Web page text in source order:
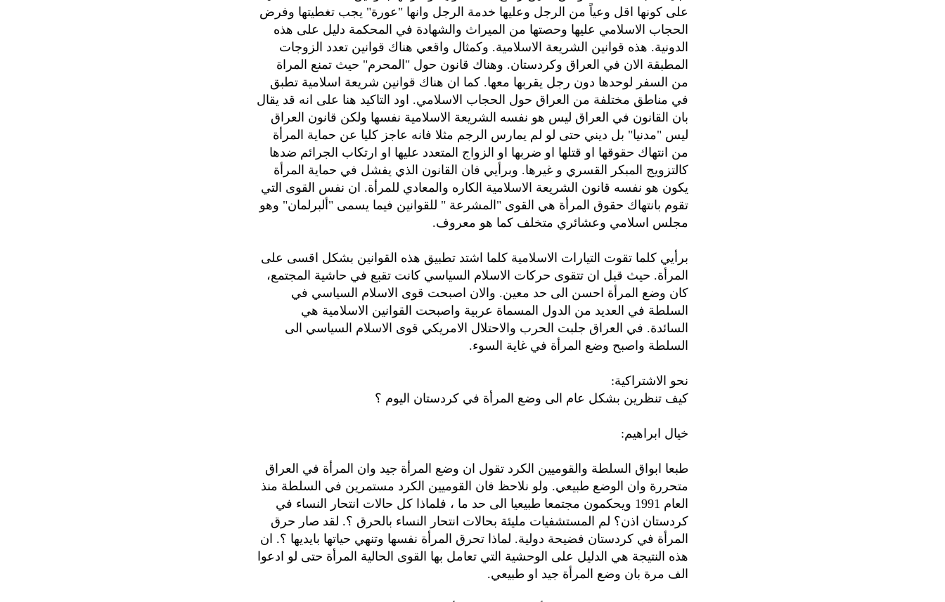
على كونها اقل وعياً من الرجل وعليها خدمة الرجل وانها "عورة" يجب تغطيتها وفرض
الحجاب الاسلامي عليها وحصتها من الميراث والشهادة في المحكمة دليل على هذه
الدونية. هذه قوانين الشريعة الاسلامية. وكمثال واقعي هناك قوانين تعدد الزوجات
المطبقة الان في العراق وكردستان. وهناك قانون حول "المحرم" حيث تمنع المراة
من السفر لوحدها دون رجل يقربها معها. كما ان هناك قوانين شريعة اسلامية تطبق
في مناطق مختلفة من العراق حول الحجاب الاسلامي. اود التاكيد هنا على انه قد يقال
بان القانون في العراق ليس هو نفسه الشريعة الاسلامية نفسها ولكن قانون العراق
ليس "مدنيا" بل ديني حتى لو لم يمارس الرجم مثلا فانه عاجز كليا عن حماية المرأة
من انتهاك حقوقها او قتلها او ضربها او الزواج المتعدد عليها او ارتكاب الجرائم ضدها
كالتزويج المبكر القسري و غيرها. وبرأيي فان القانون الذي يفشل في حماية المرأة
يكون هو نفسه قانون الشريعة الاسلامية الكاره والمعادي للمرأة. ان نفس القوى التي
تقوم بانتهاك حقوق المرأة هي القوى "المشرعة " للقوانين فيما يسمى "ألبرلمان" وهو
مجلس اسلامي وعشائري متخلف كما هو معروف.
برأيي كلما تقوت التيارات الاسلامية كلما اشتد تطبيق هذه القوانين بشكل اقسى على
المرأة. حيث قبل ان تتقوى حركات الاسلام السياسي كانت تقبع في حاشية المجتمع،
كان وضع المرأة احسن الى حد معين. والان اصبحت قوى الاسلام السياسي في
السلطة في العديد من الدول المسماة عربية واصبحت القوانين الاسلامية هي
السائدة. في العراق جلبت الحرب والاحتلال الامريكي قوى الاسلام السياسي الى
السلطة واصبح وضع المرأة في غاية السوء.
نحو الاشتراكية:
كيف تنظرين بشكل عام الى وضع المرأة في كردستان اليوم ؟
خيال ابراهيم:
طبعا ابواق السلطة والقوميين الكرد تقول ان وضع المرأة جيد وان المرأة في العراق
متحررة وان الوضع طبيعي. ولو نلاحظ فان القوميين الكرد مستمرين في السلطة منذ
العام 1991 ويحكمون مجتمعا طبيعيا الى حد ما ، فلماذا كل حالات انتحار النساء في
كردستان اذن؟ لم المستشفيات مليئة بحالات انتحار النساء بالحرق ؟. لقد صار حرق
المرأة في كردستان فضيحة دولية. لماذا تحرق المرأة نفسها وتنهي حياتها بايديها ؟. ان
هذه النتيجة هي الدليل على الوحشية التي تعامل بها القوى الحالية المرأة حتى لو ادعوا
الف مرة بان وضع المرأة جيد او طبيعي.